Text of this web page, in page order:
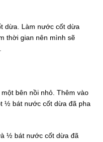
dừa. Làm nước cốt dừa
thời gian nên mình sẽ
bên nồi nhỏ. Thêm vào
½ bát nước cốt dừa đã pha
½ bát nước cốt dừa đã